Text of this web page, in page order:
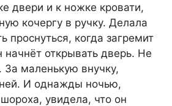
двери и к ножке кровати,
кочергу в ручку. Делала
проснуться, когда загремит
начнёт открывать дверь. Не
За маленькую внучку,
И однажды ночью,
увидела, что он